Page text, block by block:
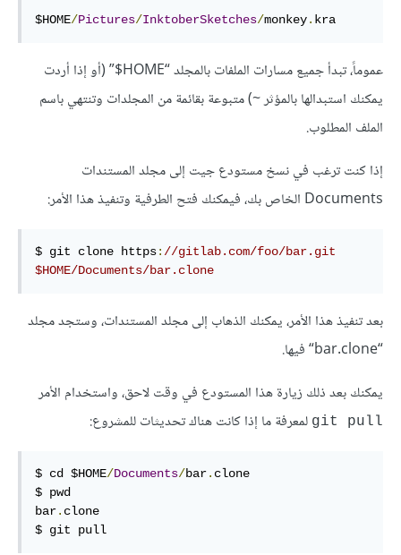
$HOME/Pictures/InktoberSketches/monkey. kra
عموماً، تبدأ جميع مسارات الملفات بالمجلد ‎$HOME“‎” (أو إذا أردت
يمكنك استبدالها بالمؤثر ~) متبوعة بقائمة من المجلدات وتنتهي باسم
الملف المطلوب.
إذا كنت ترغب في نسخ مستودع جيت إلى مجلد المستندات
Documents الخاص بك، فيمكنك فتح الطرفية وتنفيذ هذا الأمر:
$ git clone https: //gitlab.com/foo/bar.git
$HOME/Documents/bar.clone
بعد تنفيذ هذا الأمر، يمكنك الذهاب إلى مجلد المستندات، وستجد مجلد
“bar.clone“ فيها.
يمكنك بعد ذلك زيارة هذا المستودع في وقت لاحق، واستخدام الأمر
git pull لمعرفة ما إذا كانت هناك تحديثات للمشروع:
$ cd $HOME/Documents/bar. clone
$ pwd
bar. clone
$ git pull